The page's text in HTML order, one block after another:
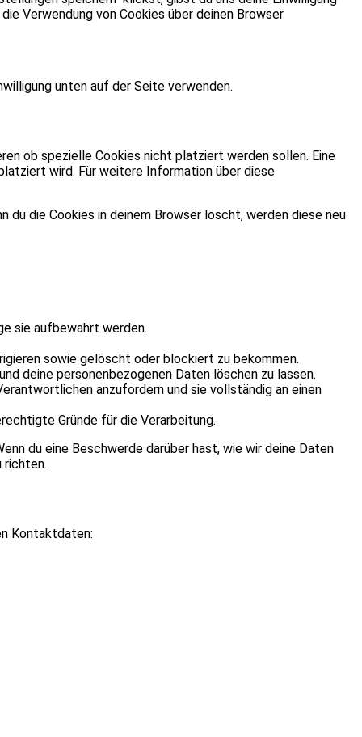
Verwendung von Cookies über deinen Browser
unten auf der Seite verwenden.
ob spezielle Cookies nicht platziert werden sollen. Eine
wird. Für weitere Information über diese
die Cookies in deinem Browser löscht, werden diese neu
sie aufbewahrt werden.
sowie gelöscht oder blockiert zu bekommen.
deine personenbezogenen Daten löschen zu lassen.
anzufordern und sie vollständig an einen
Gründe für die Verarbeitung.
du eine Beschwerde darüber hast, wie wir deine Daten
richten.
Kontaktdaten: